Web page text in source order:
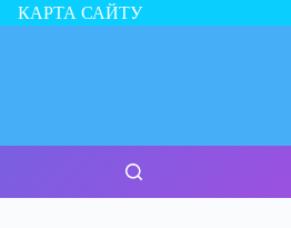
КАРТА САЙТУ